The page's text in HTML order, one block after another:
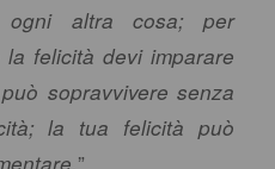
ogni altra cosa; per
felicità devi imparare
sopravvivere senza
la tua felicità può
”